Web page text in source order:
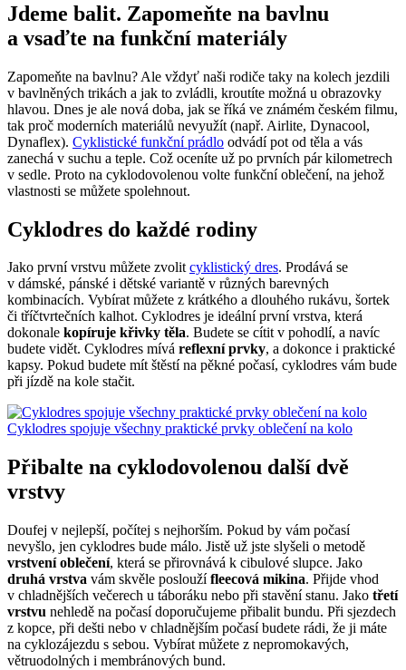
Jdeme balit. Zapomeňte na bavlnu
a vsaďte na funkční materiály
Zapomeňte na bavlnu? Ale vždyť naši rodiče taky na kolech jezdili
v bavlněných trikách a jak to zvládli, kroutíte možná u obrazovky
hlavou. Dnes je ale nová doba, jak se říká ve známém českém filmu,
tak proč moderních materiálů nevyužít (např. Airlite, Dynacool,
Dynaflex). Cyklistické funkční prádlo odvádí pot od těla a vás
zanechá v suchu a teple. Což oceníte už po prvních pár kilometrech
v sedle. Proto na cyklodovolenou volte funkční oblečení, na jehož
vlastnosti se můžete spolehnout.
Cyklodres do každé rodiny
Jako první vrstvu můžete zvolitcyklistický dres. Prodává se
v dámské, pánské i dětské variantě v různých barevných
kombinacích. Vybírat můžete z krátkého a dlouhého rukávu, šortek
či tříčtvrtečních kalhot. Cyklodres je ideální první vrstva, která
dokonale kopíruje křivky těla. Budete se cítit v pohodlí, a navíc
budete vidět. Cyklodres mívá reflexní prvky, a dokonce i praktické
kapsy. Pokud budete mít štěstí na pěkné počasí, cyklodres vám bude
při jízdě na kole stačit.
Cyklodres spojuje všechny praktické prvky oblečení na kolo
Přibalte na cyklodovolenou další dvě
vrstvy
Doufej v nejlepší, počítej s nejhorším. Pokud by vám počasí
nevyšlo, jen cyklodres bude málo. Jistě už jste slyšeli o metodě
vrstvení oblečení, která se přirovnává k cibulové slupce. Jako
druhá vrstva vám skvěle posloužífleecová mikina. Přijde vhod
v chladnějších večerech u táboráku nebo při stavění stanu. Jako třetí
vrstvu nehledě na počasí doporučujeme přibalit bundu. Při sjezdech
z kopce, při dešti nebo v chladnějším počasí budete rádi, že ji máte
na cyklozájezdu s sebou. Vybírat můžete z nepromokavých,
větruodolných i membránových bund.